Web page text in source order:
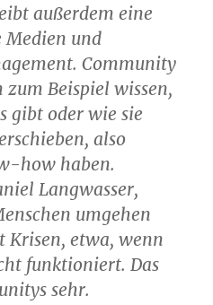
außerdem eine
Medien und
Community
zum Beispiel wissen,
gibt oder wie sie
also
how haben.
Langwasser,
umgehen
Krisen, etwa, wenn
funktioniert. Das
sehr.